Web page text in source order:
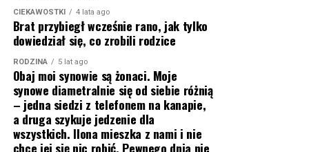
CIEKAWOSTKI 4 lata ago
Brat przybiegł wcześnie rano, jak tylko
dowiedział się, co zrobili rodzice
RODZINA 5 lat ago
Obaj moi synowie są żonaci. Moje
synowe diametralnie się od siebie różnią
– jedna siedzi z telefonem na kanapie,
a druga szykuje jedzenie dla
wszystkich. Ilona mieszka z nami i nie
chce jej się nic robić. Pewnego dnia nie